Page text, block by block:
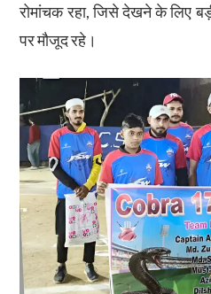
रोमांचक रहा, जिसे देखने के लिए
पर मौजूद रहे।